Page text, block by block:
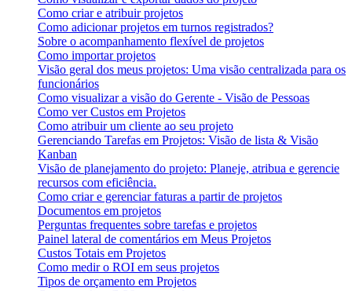
Como criar e atribuir projetos
Como adicionar projetos em turnos registrados?
Sobre o acompanhamento flexível de projetos
Como importar projetos
Visão geral dos meus projetos: Uma visão centralizada para os
funcionários
Como visualizar a visão do Gerente - Visão de Pessoas
Como ver Custos em Projetos
Como atribuir um cliente ao seu projeto
Gerenciando Tarefas em Projetos: Visão de lista & Visão
Kanban
Visão de planejamento do projeto: Planeje, atribua e gerencie
recursos com eficiência.
Como criar e gerenciar faturas a partir de projetos
Documentos em projetos
Perguntas frequentes sobre tarefas e projetos
Painel lateral de comentários em Meus Projetos
Custos Totais em Projetos
Como medir o ROI em seus projetos
Tipos de orçamento em Projetos